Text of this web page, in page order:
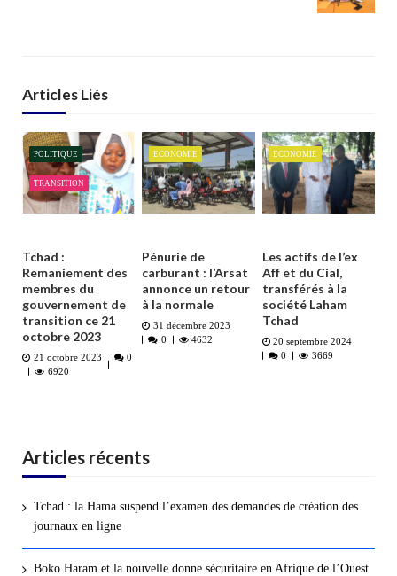
Articles Liés
POLITIQUE
TRANSITION
Tchad :
Remaniement des
membres du
gouvernement de
transition ce 21
octobre 2023
21 octobre 2023
0
6920
ECONOMIE
Pénurie de
carburant : l’Arsat
annonce un retour
à la normale
31 décembre 2023
0
4632
ECONOMIE
Les actifs de l’ex
Aff et du Cial,
transférés à la
société Laham
Tchad
20 septembre 2024
0
3669
Articles récents
Tchad : la Hama suspend l’examen des demandes de création des
journaux en ligne
Boko Haram et la nouvelle donne sécuritaire en Afrique de l’Ouest